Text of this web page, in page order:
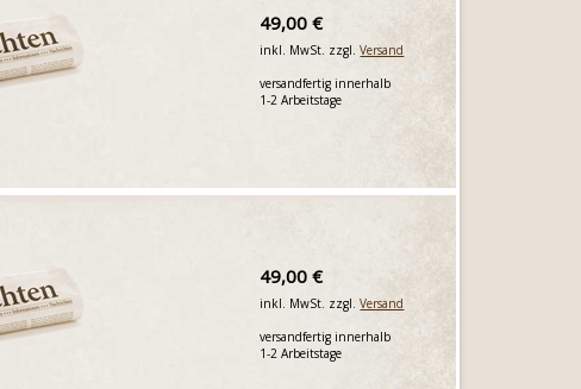
49,00 €
inkl. MwSt. zzgl.Versand
versandfertig innerhalb
1-2 Arbeitstage
49,00 €
inkl. MwSt. zzgl.Versand
versandfertig innerhalb
1-2 Arbeitstage